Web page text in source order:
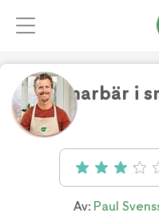
Sommarbär i
Betyg: 3.1 av
Av: Paul